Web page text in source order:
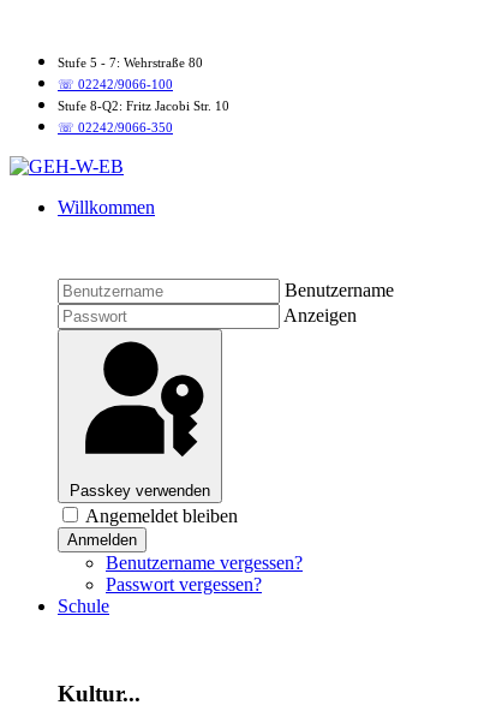
Stufe 5 - 7: Wehrstraße 80
☏ 02242/9066-100
Stufe 8-Q2: Fritz Jacobi Str. 10
☏ 02242/9066-350
Willkommen
Benutzername
Anzeigen
Passkey verwenden
Angemeldet bleiben
Anmelden
Benutzername vergessen?
Passwort vergessen?
Schule
Kultur...